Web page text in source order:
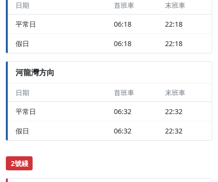
日期 首班車 末班車
平常日 06:18 22:18
假日 06:18 22:18
河龍灣方向
日期 首班車 末班車
平常日 06:32 22:32
假日 06:32 22:32
2號綫